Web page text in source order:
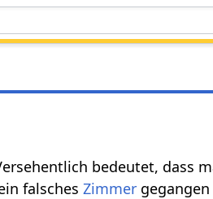
bedeutet, dass
falschesZimmer